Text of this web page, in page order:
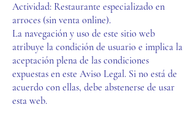
Actividad: Restaurante especializado en
arroces (sin venta online).
La navegación y uso de este sitio web
atribuye la condición de usuario e implica la
aceptación plena de las condiciones
expuestas en este Aviso Legal. Si no está de
acuerdo con ellas, debe abstenerse de usar
esta web.